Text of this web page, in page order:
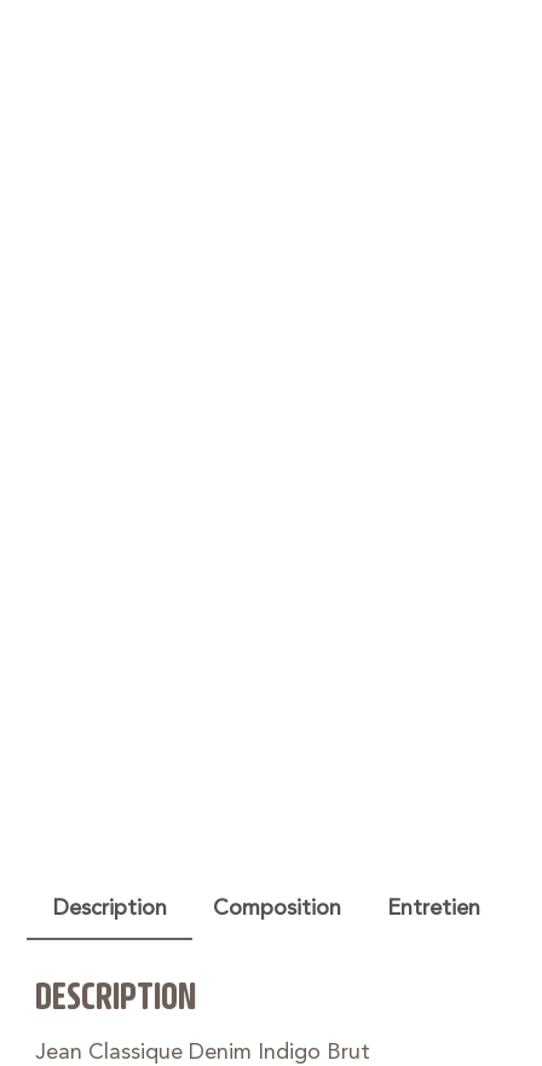
Description Composition Entretien
DESCRIPTION
Jean Classique Denim Indigo Brut